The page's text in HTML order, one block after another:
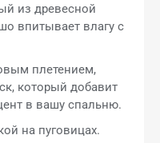
из древесной
впитывает влагу с
плетением,
который добавит
в вашу спальню.
на пуговицах.